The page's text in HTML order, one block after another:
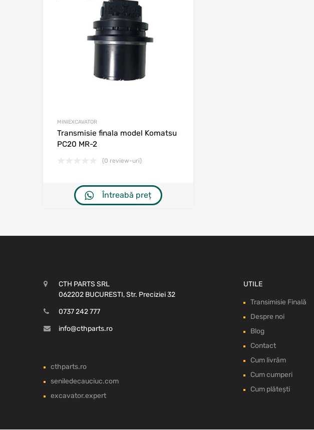
MINIEXCAVATOR
Transmisie finala model Komatsu
PC20 MR-2
(0 review-uri)
Întreabă preț
CTH PARTS SRL
062202 BUCURESTI, Str. Preciziei 32
0737 242 777
info@cthparts.ro
cthparts.ro
seniledecauciuc.com
excavator.expert
UTILE
Transimisie Finală
Despre noi
Blog
Contact
Cum livrăm
Cum cumperi
Cum plătești